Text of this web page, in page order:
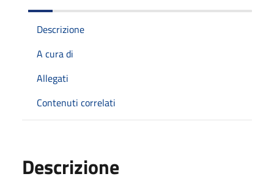
Descrizione
A cura di
Allegati
Contenuti correlati
Descrizione